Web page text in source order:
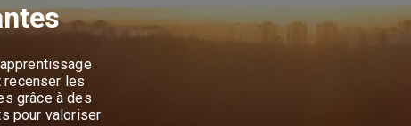
recenser les
grâce à des
pour valoriser